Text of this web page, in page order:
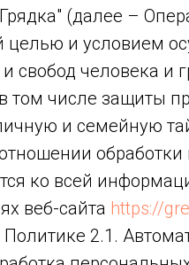
(далее –
целью и условием
свобод человека и
том числе защиты
и семейную
ко всей
веб-сайта https://
2.1.